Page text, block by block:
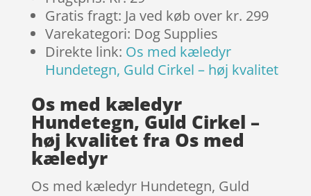
Gratis fragt: Ja ved køb over kr. 299
Varekategori: Dog Supplies
Direkte link: Os med kæledyr
Hundetegn, Guld Cirkel – høj kvalitet
Os med kæledyr
Hundetegn, Guld Cirkel –
høj kvalitet fra Os med
kæledyr
Os med kæledyr Hundetegn, Guld